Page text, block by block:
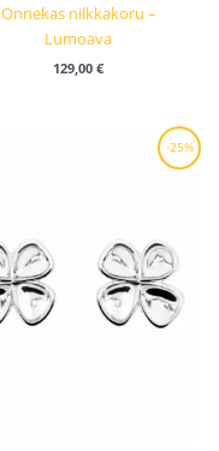
Onnekas nilkkakoru –
Lumoava
129,00 €
-25%
Alkuperäinen
Nykyinen